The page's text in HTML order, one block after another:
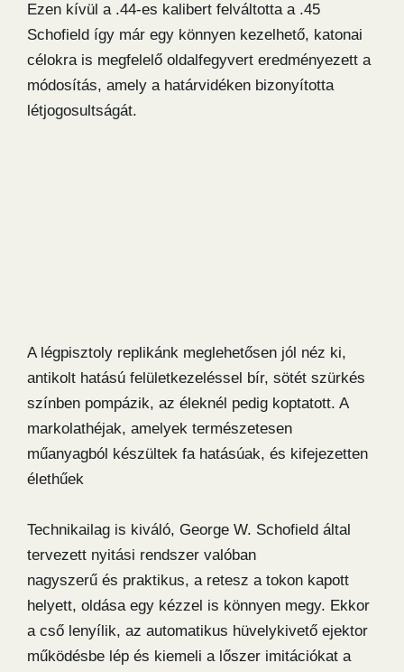
Ezen kívül a .44-es kalibert felváltotta a .45
Schofield így már egy könnyen kezelhető, katonai
célokra is megfelelő oldalfegyvert eredményezett a
módosítás, amely a határvidéken bizonyította
létjogosultságát.
A légpisztoly replikánk meglehetősen jól néz ki,
antikolt hatású felületkezeléssel bír, sötét szürkés
színben pompázik, az éleknél pedig koptatott. A
markolathéjak, amelyek természetesen
műanyagból készültek fa hatásúak, és kifejezetten
élethűek
Technikailag is kiváló, George W. Schofield által
tervezett nyitási rendszer valóban
nagyszerű és praktikus, a retesz a tokon kapott
helyett, oldása egy kézzel is könnyen megy. Ekkor
a cső lenyílik, az automatikus hüvelykivető ejektor
működésbe lép és kiemeli a lőszer imitációkat a